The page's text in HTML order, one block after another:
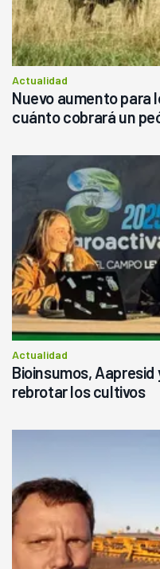
Actualidad
Nuevo aumento para
cuánto cobrará un
Actualidad
Bioinsumos,
rebrotar los cultivos